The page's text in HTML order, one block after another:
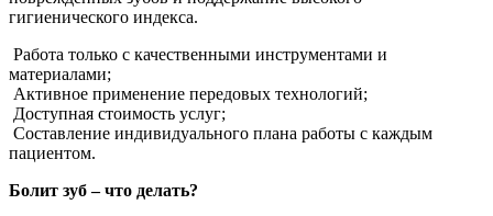
гигиенического индекса.
Работа только с качественными инструментами и
материалами;
Активное применение передовых технологий;
Доступная стоимость услуг;
Составление индивидуального плана работы с каждым
пациентом.
Болит зуб – что делать?